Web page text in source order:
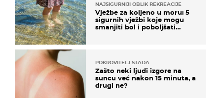
NAJSIGURNIJI OBLIK REKREACIJE
Vježbe za koljeno u moru: 5
sigurnih vježbi koje mogu
smanjiti bol i poboljšati
POKROVITELJ STADA
Zašto neki ljudi izgore na
suncu već nakon 15 minuta, a
drugi ne?